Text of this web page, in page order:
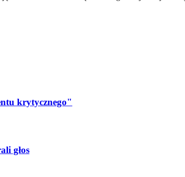
krytycznego"
głos